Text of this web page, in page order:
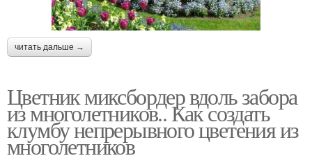
читать дальше →
Цветник миксбордер вдоль забора
из многолетников.. Как создать
клумбу непрерывного цветения из
многолетников